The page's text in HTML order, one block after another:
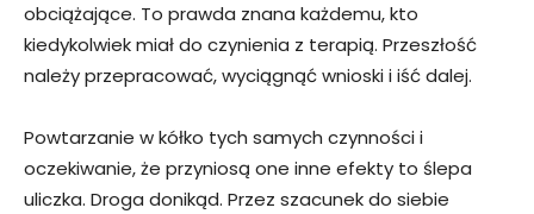
obciążające. To prawda znana każdemu, kto
kiedykolwiek miał do czynienia z terapią. Przeszłość
należy przepracować, wyciągnąć wnioski i iść dalej.
Powtarzanie w kółko tych samych czynności i
oczekiwanie, że przyniosą one inne efekty to ślepa
uliczka. Droga donikąd. Przez szacunek do siebie